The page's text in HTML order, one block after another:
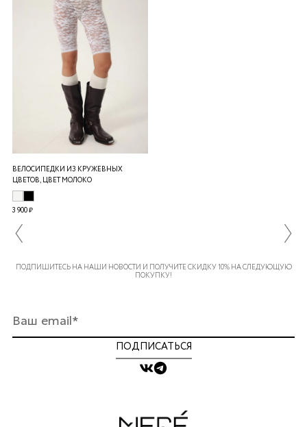
ВЕЛОСИПЕДКИ ИЗ КРУЖЕВНЫХ
ЦВЕТОВ, ЦВЕТ МОЛОКО
3 900 ₽
ПОДПИШИТЕСЬ НА НАШИ НОВОСТИ И ПОЛУЧИТЕ СКИДКУ 10% НА СЛЕДУЮЩУЮ
ПОКУПКУ!
ПОДПИСАТЬСЯ